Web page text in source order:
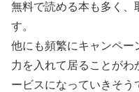
無料で読める本も多く、
す。
他にも頻繁にキャンペー
力を入れて居ることがわ
ービスになっていきそう